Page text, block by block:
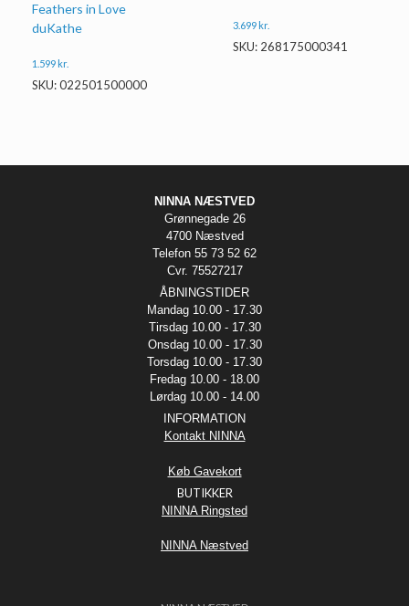
Feathers in Love
duKathe
1.599 kr.
SKU: 022501500000
3.699 kr.
SKU: 268175000341
NINNA NÆSTVED
Grønnegade 26
4700 Næstved
Telefon 55 73 52 62
Cvr. 75527217
ÅBNINGSTIDER
Mandag 10.00 - 17.30
Tirsdag 10.00 - 17.30
Onsdag 10.00 - 17.30
Torsdag 10.00 - 17.30
Fredag 10.00 - 18.00
Lørdag 10.00 - 14.00
INFORMATION
Kontakt NINNA
Køb Gavekort
BUTIKKER
NINNA Ringsted
NINNA Næstved